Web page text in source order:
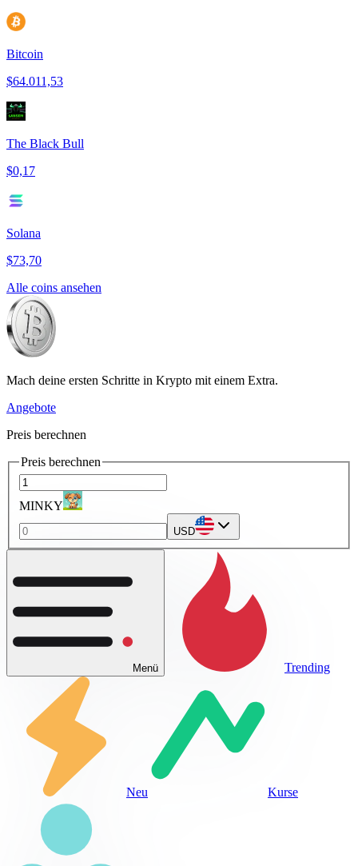
Bitcoin
$64.011,53
The Black Bull
$0,17
Solana
$73,70
Alle coins ansehen
Mach deine ersten Schritte in Krypto mit einem Extra.
Angebote
Preis berechnen
Preis berechnen
MINKY
USD
Menü Trending
Neu Kurse